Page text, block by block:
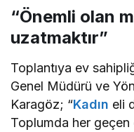
“Önemli olan
uzatmaktır”
Toplantıya ev
Genel Müdürü ve
Karagöz; “Kadın eli
Toplumda her geçen